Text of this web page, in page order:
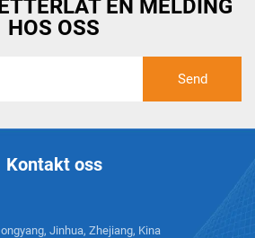
EN MELDING
HOS OSS
Kontakt oss
Jinhua, Zhejiang, Kina